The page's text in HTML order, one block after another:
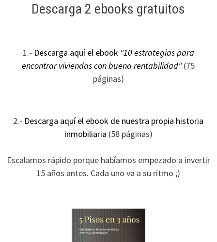
Descarga 2 ebooks gratuitos
1.- Descarga aquí el ebook "10 estrategias para
encontrar viviendas con buena rentabilidad"(75
páginas)
2.- Descarga aquí el ebook de nuestra propia historia
inmobiliaria (58 páginas)
Escalamos rápido porque habíamos empezado a invertir
15 años antes. Cada uno va a su ritmo ;)
posibilidad de